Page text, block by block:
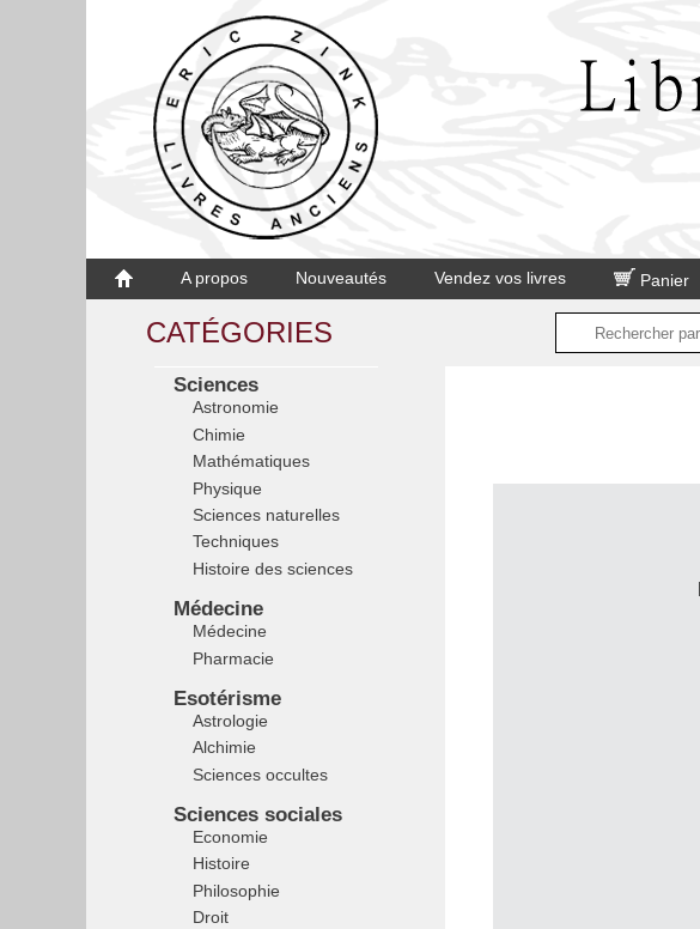
A propos Nouveautés Vendez vos livres Panier
CATÉGORIES
Sciences
Astronomie
Chimie
Mathématiques
Physique
Sciences naturelles
Techniques
Histoire des sciences
Médecine
Médecine
Pharmacie
Esotérisme
Astrologie
Alchimie
Sciences occultes
Sciences sociales
Economie
Histoire
Philosophie
Droit